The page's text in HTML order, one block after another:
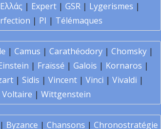
Ελλάς | Expert| GSR| Lygerismes |
| PI | Télémaques
| Camus | Carathéodory| Chomsky|
| Fraïssé | Galois | Kornaros |
| Sidis | Vincent | Vinci | Vivaldi |
Voltaire | Wittgenstein
| Byzance | Chansons | Chronostratégie